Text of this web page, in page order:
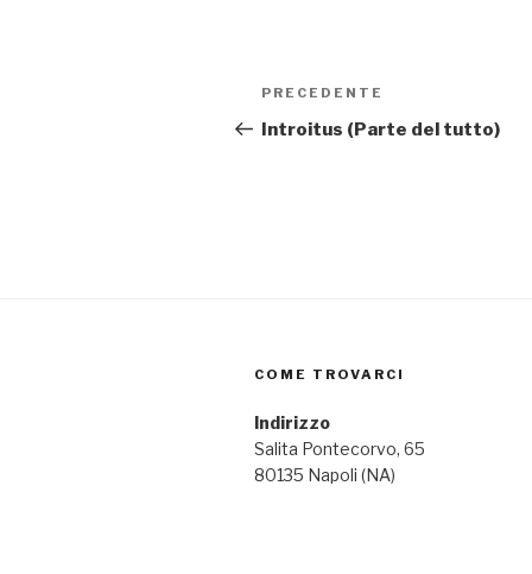
Navigazione
articoli
Articolo
precedente:
PRECEDENTE
Introitus (Parte del tutto)
COME TROVARCI
Indirizzo
Salita Pontecorvo, 65
80135 Napoli (NA)